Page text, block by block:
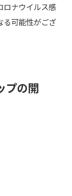
ナウイルス感
る可能性がござ
プの開